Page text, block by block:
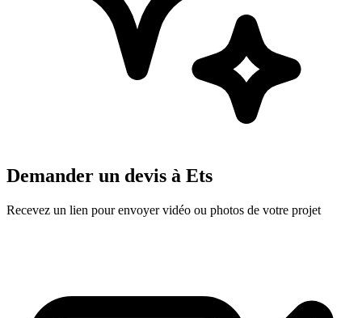
Demander un devis à Ets
Recevez un lien pour envoyer vidéo ou photos de votre projet